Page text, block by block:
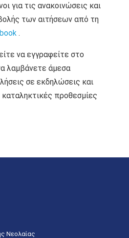
για τις ανακοινώσεις και
των αιτήσεων από τη
.
να εγγραφείτε στο
λαμβάνετε άμεσα
σε εκδηλώσεις και
καταληκτικές προθεσμίες
Νεολαίας